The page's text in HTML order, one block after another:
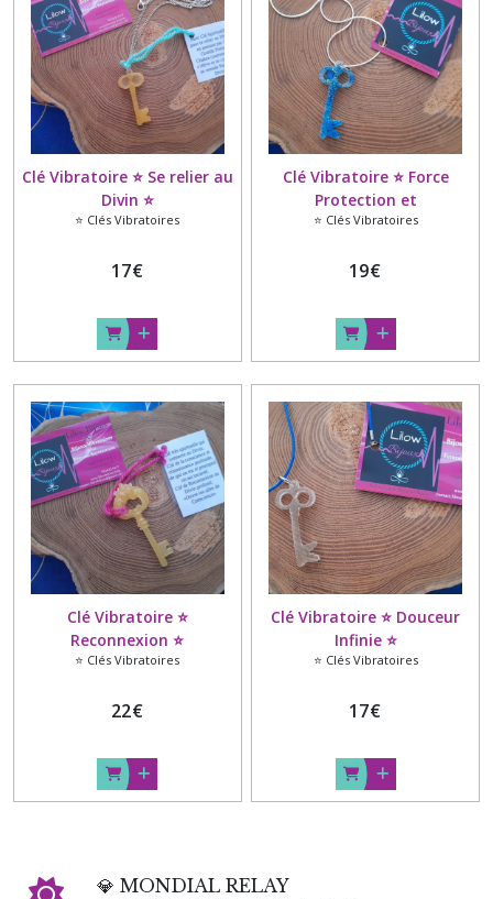
Clé Vibratoire ⭐ Se relier au
Divin ⭐
⭐ Clés Vibratoires
17€
Clé Vibratoire ⭐ Force
Protection et
Détermination ⭐
⭐ Clés Vibratoires
19€
Clé Vibratoire ⭐
Reconnexion ⭐
⭐ Clés Vibratoires
22€
Clé Vibratoire ⭐ Douceur
Infinie ⭐
⭐ Clés Vibratoires
17€
💎 MONDIAL RELAY